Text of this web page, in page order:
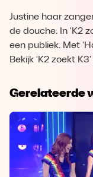
Justine haar
de douche. In 'K2
een publiek. Met
Bekijk 'K2 zoekt
Gerelateerde